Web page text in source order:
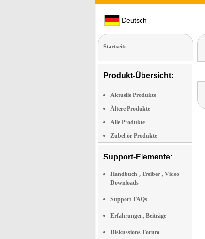
Deutsch
Startseite
Produkt-Übersicht:
Aktuelle Produkte
Ältere Produkte
Alle Produkte
Zubehör Produkte
Support-Elemente:
Handbuch-, Treiber-, Video-
Downloads
Support-FAQs
Erfahrungen, Beiträge
Diskussions-Forum